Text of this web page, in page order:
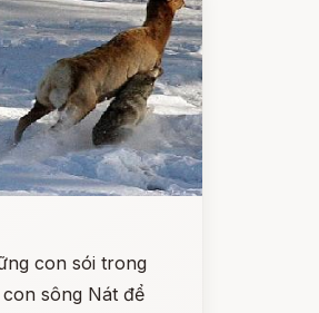
con sói trong
sông Nát để